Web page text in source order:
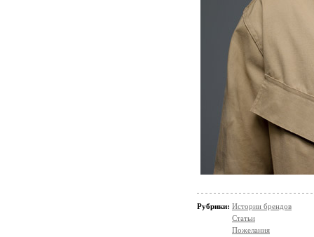
Рубрики: Истории брендов
Статьи
Пожелания